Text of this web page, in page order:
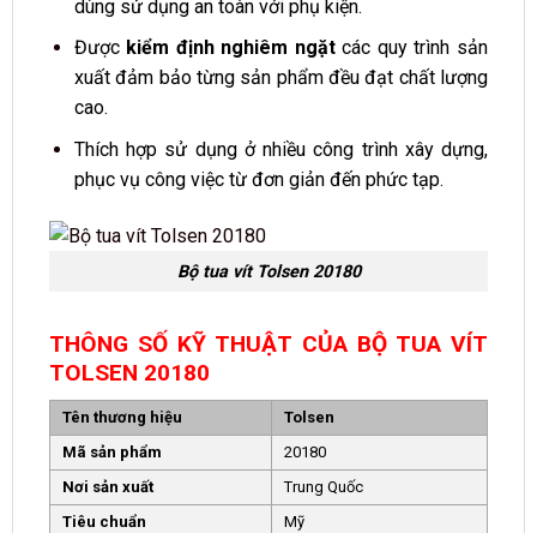
dùng sử dụng an toàn với phụ kiện.
Đượckiểm định nghiêm ngặtcác quy trình sản
xuất đảm bảo từng sản phẩm đều đạt chất lượng
cao.
Thích hợp sử dụng ở nhiều công trình xây dựng,
phục vụ công việc từ đơn giản đến phức tạp.
Bộ tua vít Tolsen 20180
THÔNG SỐ KỸ THUẬT CỦA BỘ TUA VÍT
TOLSEN 20180
Tên thương hiệu
Tolsen
Mã sản phẩm
20180
Nơi sản xuất
Trung Quốc
Tiêu chuẩn
Mỹ